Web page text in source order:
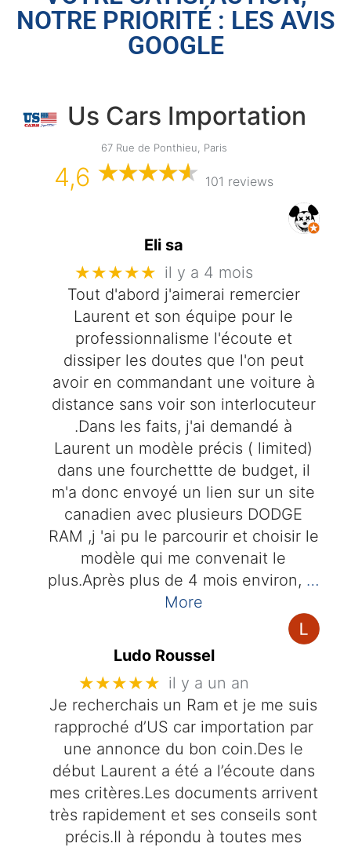
NOTRE PRIORITÉ : LES AVIS
GOOGLE
Us Cars Importation
67 Rue de Ponthieu, Paris
4,6 101 reviews
Eli sa
★★★★★ il y a 4 mois
Tout d'abord j'aimerai remercier
Laurent et son équipe pour le
professionnalisme l'écoute et
dissiper les doutes que l'on peut
avoir en commandant une voiture à
distance sans voir son interlocuteur
.Dans les faits, j'ai demandé à
Laurent un modèle précis ( limited)
dans une fourchettte de budget, il
m'a donc envoyé un lien sur un site
canadien avec plusieurs DODGE
RAM ,j 'ai pu le parcourir et choisir le
modèle qui me convenait le
plus.Après plus de 4 mois environ, …
More
Ludo Roussel
★★★★★ il y a un an
Je recherchais un Ram et je me suis
rapproché d’US car importation par
une annonce du bon coin.Des le
début Laurent a été a l’écoute dans
mes critères.Les documents arrivent
très rapidement et ses conseils sont
précis.Il à répondu à toutes mes